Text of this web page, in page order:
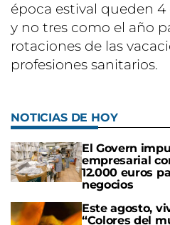
época estival queden
y no tres como el año
rotaciones de las
profesiones sanitarios.
NOTICIAS DE HOY
El Govern
empresarial
12.000 euros
negocios
Este agosto,
“Colores del